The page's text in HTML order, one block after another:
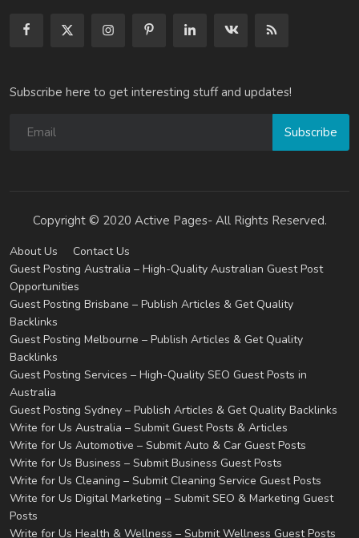
Subscribe here to get interesting stuff and updates!
Subscribe
Copyright © 2020 Active Pages- All Rights Reserved.
About Us
Contact Us
Guest Posting Australia – High-Quality Australian Guest Post
Opportunities
Guest Posting Brisbane – Publish Articles & Get Quality
Backlinks
Guest Posting Melbourne – Publish Articles & Get Quality
Backlinks
Guest Posting Services – High-Quality SEO Guest Posts in
Australia
Guest Posting Sydney – Publish Articles & Get Quality Backlinks
Write for Us Australia – Submit Guest Posts & Articles
Write for Us Automotive – Submit Auto & Car Guest Posts
Write for Us Business – Submit Business Guest Posts
Write for Us Cleaning – Submit Cleaning Service Guest Posts
Write for Us Digital Marketing – Submit SEO & Marketing Guest
Posts
Write for Us Health & Wellness – Submit Wellness Guest Posts